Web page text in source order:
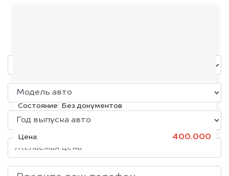
Volkswagen Jetta, 2015
Состояние: Без документов
Цена: 400.000